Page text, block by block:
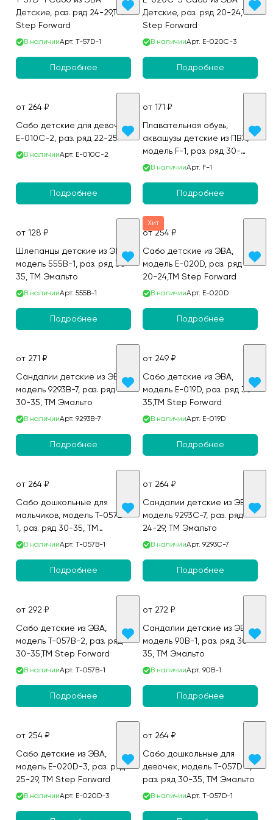
Детские, раз. ряд 24-29,ТМ
Step Forward
В наличииАрт. T-57D-1
Подробнее
Детские, раз. ряд 20-24,ТМ
Step Forward
В наличииАрт. E-020C-3
Подробнее
от 264 ₽
Сабо детские для девочек,
E-010C-2, раз. ряд 22-25
В наличииАрт. Е-010С-2
Подробнее
от 171 ₽
Плавательная обувь,
аквашузы детские из ПВХ,
модель F-1, раз. ряд 30-
34,ТМ Step Forward
В наличииАрт. F-1
Подробнее
от 128 ₽
Шлепанцы детские из ЭВА,
модель 555B-1, раз. ряд 30-
35, ТМ Эмальто
В наличииАрт. 555B-1
Подробнее
Хит
от 254 ₽
Сабо детские из ЭВА,
модель E-020D, раз. ряд
20-24,ТМ Step Forward
В наличииАрт. E-020D
Подробнее
от 271 ₽
Сандалии детские из ЭВА,
модель 9293B-7, раз. ряд
30-35, ТМ Эмальто
В наличииАрт. 9293B-7
Подробнее
от 249 ₽
Сабо детские из ЭВА,
модель E-019D, раз. ряд 30-
35,ТМ Step Forward
В наличииАрт. E-019D
Подробнее
от 264 ₽
Сабо дошкольные для
мальчиков, модель T-057B-
1, раз. ряд 30-35, ТМ
Эмальто
В наличииАрт. T-057B-1
Подробнее
от 264 ₽
Сандалии детские из ЭВА,
модель 9293C-7, раз. ряд
24-29, ТМ Эмальто
В наличииАрт. 9293C-7
Подробнее
от 292 ₽
Сабо детские из ЭВА,
модель T-057B-2, раз. ряд
30-35,ТМ Step Forward
В наличииАрт. T-057B-1
Подробнее
от 272 ₽
Сандалии детские из ЭВА,
модель 90B-1, раз. ряд 30-
35, ТМ Эмальто
В наличииАрт. 90B-1
Подробнее
от 254 ₽
Сабо детские из ЭВА,
модель E-020D-3, раз. ряд
25-29, ТМ Step Forward
В наличииАрт. E-020D-3
от 264 ₽
Сабо дошкольные для
девочек, модель T-057D-1,
раз. ряд 30-35, ТМ Эмальто
В наличииАрт. T-057D-1